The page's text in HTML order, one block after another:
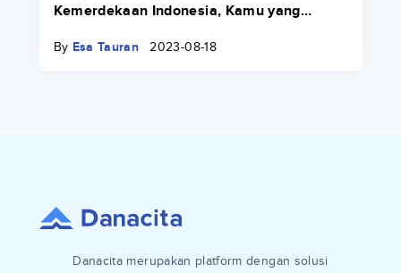
Kemerdekaan Indonesia, Kamu yang
By Esa Tauran 2023-08-18
Danacita merupakan platform dengan solusi